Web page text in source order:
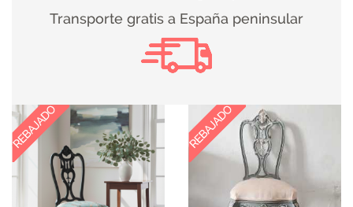
RECUPERADO
KIDS
ILUMINACIÓN
Transporte gratis a España peninsular